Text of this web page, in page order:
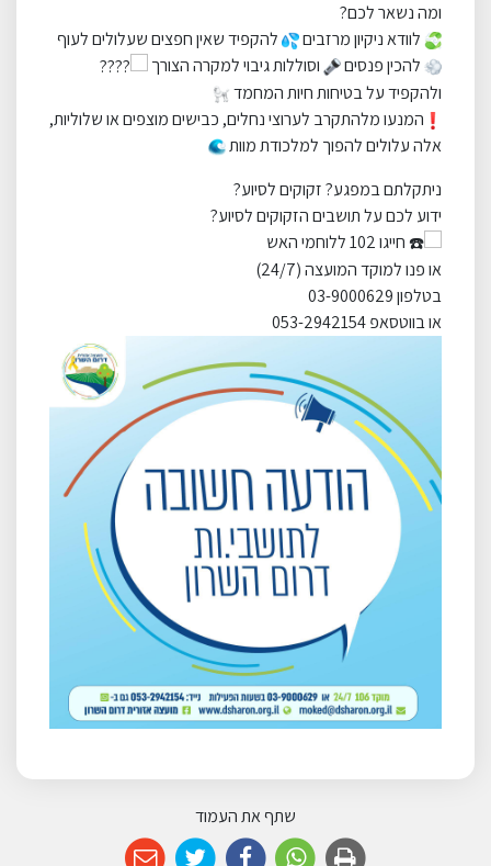
ומה נשאר לכם?
לוודא ניקיון מרזבים
להקפיד שאין חפצים שעלולים לעוף
להכין פנסים
וסוללות גיבוי למקרה הצורך
ולהקפיד על בטיחות חיות המחמד
המנעו מלהתקרב לערוצי נחלים, כבישים מוצפים או שלוליות,
אלה עלולים להפוך למלכודת מוות
ניתקלתם במפגע? זקוקים לסיוע?
ידוע לכם על תושבים הזקוקים לסיוע?
חייגו 102 ללוחמי האש
או פנו למוקד המועצה (24/7)
בטלפון 03-9000629
או בווטסאפ 053-2942154
שתף את העמוד